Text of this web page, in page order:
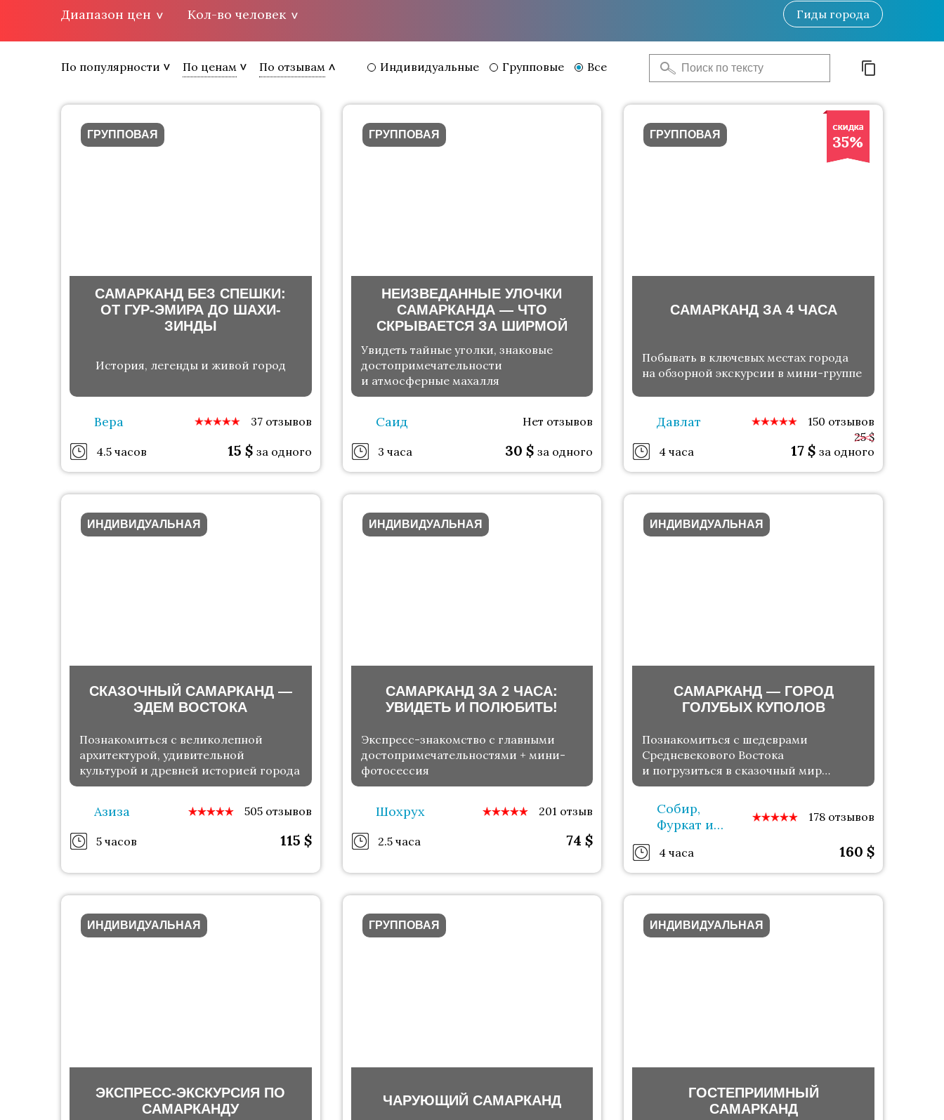
Диапазон цен Кол-во человек Гиды города
По популярности По ценам По отзывам Индивидуальные Групповые Все
ГРУППОВАЯ
САМАРКАНД БЕЗ СПЕШКИ:
ОТ ГУР-ЭМИРА ДО ШАХИ-
ЗИНДЫ
История, легенды и живой город
Вера 37 отзывов
4.5 часов 15 $ за одного
ГРУППОВАЯ
НЕИЗВЕДАННЫЕ УЛОЧКИ
САМАРКАНДА — ЧТО
СКРЫВАЕТСЯ ЗА ШИРМОЙ
Увидеть тайные уголки, знаковые
достопримечательности
и атмосферные махалля
Саид Нет отзывов
3 часа 30$ за одного
35%
ГРУППОВАЯ
САМАРКАНД ЗА 4 ЧАСА
Побывать в ключевых местах города
на обзорной экскурсии в мини-группе
Давлат 150 отзывов
4 часа 17 $ за одного
25 $
ИНДИВИДУАЛЬНАЯ
СКАЗОЧНЫЙ САМАРКАНД —
ЭДЕМ ВОСТОКА
Познакомиться с великолепной
архитектурой, удивительной
культурой и древней историей города
Азиза 505 отзывов
5 часов 115 $
ИНДИВИДУАЛЬНАЯ
САМАРКАНД ЗА 2 ЧАСА:
УВИДЕТЬ И ПОЛЮБИТЬ!
Экспресс-знакомство с главными
достопримечательностями + мини-
фотосессия
Шохрух 201 отзыв
2.5 часа 74$
ИНДИВИДУАЛЬНАЯ
САМАРКАНД — ГОРОД
ГОЛУБЫХ КУПОЛОВ
Познакомиться с шедеврами
Средневекового Востока
и погрузиться в сказочный мир
исламской цивилизации
Собир,
Фуркат и
178 отзывов
4 часа 160 $
ИНДИВИДУАЛЬНАЯ
ЭКСПРЕСС-ЭКСКУРСИЯ ПО
САМАРКАНДУ
ГРУППОВАЯ
ЧАРУЮЩИЙ САМАРКАНД
ИНДИВИДУАЛЬНАЯ
ГОСТЕПРИИМНЫЙ
САМАРКАНД